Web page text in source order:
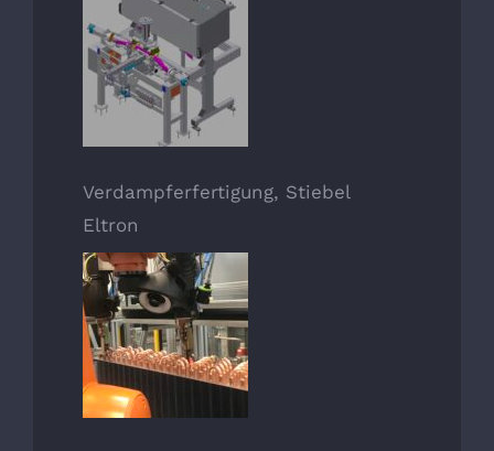
Verdampferfertigung, Stiebel
Eltron